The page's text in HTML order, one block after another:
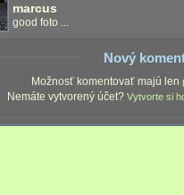
marcus
good foto ...
Nový
Možnosť komentovať majú len
Nemáte vytvorený účet? Vytvorte si